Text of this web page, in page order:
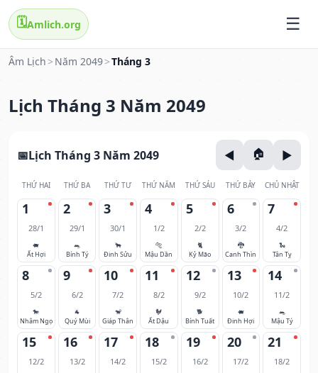
🗓️Amlich.org
Âm Lịch > Năm 2049>Tháng 3
Lịch Tháng 3 Năm 2049
Lịch Tháng 3 Năm 2049
THỨ HAI THỨ BA THỨ TƯ THỨ NĂM THỨ SÁU THỨ BẢY CHỦ NHẬT
1
28/1
🐖
Ất Hợi
2
29/1
🐀
Bính Tý
3
30/1
🐂
Đinh Sửu
4
1/2
🐅
Mậu Dần
5
2/2
🐈
Kỷ Mão
6
3/2
🐉
Canh Thìn
7
4/2
🐍
Tân Tỵ
8
5/2
🐎
Nhâm Ngọ
9
6/2
🐐
Quý Mùi
10
7/2
🐒
Giáp Thân
11
8/2
🐓
Ất Dậu
12
9/2
🐕
Bính Tuất
13
10/2
🐖
Đinh Hợi
14
11/2
🐀
Mậu Tý
15
12/2
16
13/2
17
14/2
18
15/2
19
16/2
20
17/2
21
18/2